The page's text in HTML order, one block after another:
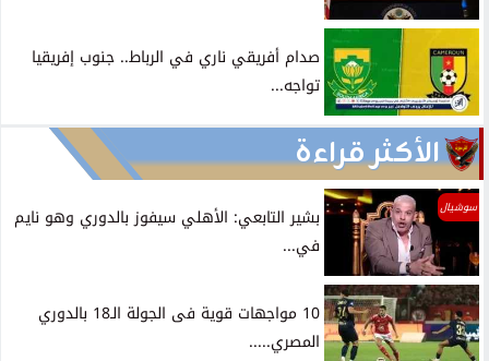
صدام أفريقي ناري في الرباط.. جنوب إفريقيا
تواجه...
الأكثر قراءة
سوشيال
بشير التابعي: الأهلي سيفوز بالدوري وهو نايم
في...
10 مواجهات قوية فى الجولة الـ18 بالدوري
المصري.....